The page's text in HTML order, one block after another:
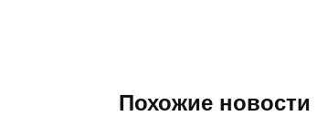
Похожие новости